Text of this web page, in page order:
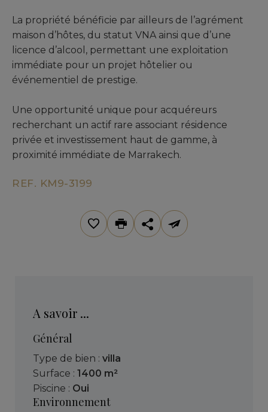
La propriété bénéficie par ailleurs de l’agrément
maison d’hôtes, du statut VNA ainsi que d’une
licence d’alcool, permettant une exploitation
immédiate pour un projet hôtelier ou
événementiel de prestige.
Une opportunité unique pour acquéreurs
recherchant un actif rare associant résidence
privée et investissement haut de gamme, à
proximité immédiate de Marrakech.
REF. KM9-3199
A savoir ...
Général
Type de bien : villa
Surface : 1400 m²
Piscine : Oui
Environnement